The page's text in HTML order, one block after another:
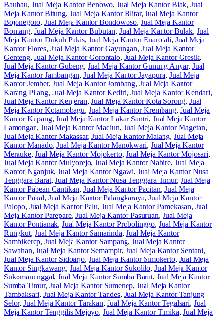
Baubau, Jual Meja Kantor Benowo, Jual Meja Kantor Biak, Jual
Meja Kantor Bitung, Jual Meja Kantor Blitar, Jual Meja Kantor
Bojonegoro, Jual Meja Kantor Bondowoso, Jual Meja Kantor
Bontang, Jual Meja Kantor Bubutan, Jual Meja Kantor Bulak, Jual
Meja Kantor Dukuh Pakis, Jual Meja Kantor Enarotali, Jual Meja
Kantor Flores, Jual Meja Kantor Gayungan, Jual Meja Kantor
Genteng, Jual Meja Kantor Gorontalo, Jual Meja Kantor Gresik,
Jual Meja Kantor Gubeng, Jual Meja Kantor Gunung Anyar, Jual
Meja Kantor Jambangan, Jual Meja Kantor Jayapura, Jual Meja
Kantor Jember, Jual Meja Kantor Jombang, Jual Meja Kantor
Karang Pilang, Jual Meja Kantor Kediri, Jual Meja Kantor Kendari,
Jual Meja Kantor Kenjeran, Jual Meja Kantor Kota Sorong, Jual
Meja Kantor Kotamobagu, Jual Meja Kantor Krembang, Jual Meja
Kantor Kupang, Jual Meja Kantor Lakar Santri, Jual Meja Kantor
Lamongan, Jual Meja Kantor Madiun, Jual Meja Kantor Magetan,
Jual Meja Kantor Makassar, Jual Meja Kantor Malang, Jual Meja
Kantor Manado, Jual Meja Kantor Manokwari, Jual Meja Kantor
Merauke, Jual Meja Kantor Mojokerto, Jual Meja Kantor Mojosari,
Jual Meja Kantor Mulyorejo, Jual Meja Kantor Nabire, Jual Meja
Kantor Nganjuk, Jual Meja Kantor Ngawi, Jual Meja Kantor Nusa
Tenggara Barat, Jual Meja Kantor Nusa Tenggara Timur, Jual Meja
Kantor Pabean Cantikan, Jual Meja Kantor Pacitan, Jual Meja
Kantor Pakal, Jual Meja Kantor Palangkaraya, Jual Meja Kantor
Palopo, Jual Meja Kantor Palu, Jual Meja Kantor Pamekasan, Jual
Meja Kantor Parepare, Jual Meja Kantor Pasuruan, Jual Meja
Kantor Pontianak, Jual Meja Kantor Probolinggo, Jual Meja Kantor
Rungkut, Jual Meja Kantor Samarinda, Jual Meja Kantor
Sambikerep, Jual Meja Kantor Sampang, Jual Meja Kantor
Sawahan, Jual Meja Kantor Semampir, Jual Meja Kantor Sentani,
Jual Meja Kantor Sidoarjo, Jual Meja Kantor Simokerto, Jual Meja
Kantor Singkawang, Jual Meja Kantor Sukolilo, Jual Meja Kantor
Sukomanunggal, Jual Meja Kantor Sumba Barat, Jual Meja Kantor
Sumba Timur, Jual Meja Kantor Sumenep, Jual Meja Kantor
Tambaksari, Jual Meja Kantor Tandes, Jual Meja Kantor Tanjung
Selor, Jual Meja Kantor Tarakan, Jual Meja Kantor Tegalsari, Jual
Meja Kantor Tenggilis Mejoyo, Jual Meja Kantor Timika, Jual Meja